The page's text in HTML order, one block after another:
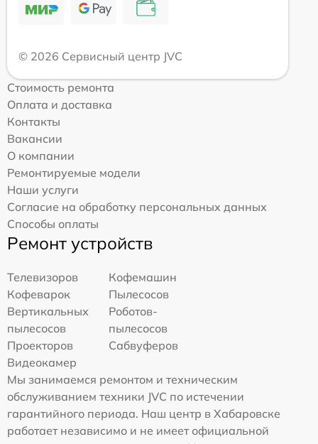
© 2026 Сервисный центр JVC
Стоимость ремонта
Оплата и доставка
Контакты
Вакансии
О компании
Ремонтируемые модели
Наши услуги
Согласие на обработку персональных данных
Способы оплаты
Ремонт устройств
Телевизоров
Кофемашин
Кофеварок
Пылесосов
Вертикальных
пылесосов
Роботов-
пылесосов
Проекторов
Сабвуферов
Видеокамер
Мы занимаемся ремонтом и техническим
обслуживанием техники JVC по истечении
гарантийного периода. Наш центр в Хабаровске
работает независимо и не имеет официальной